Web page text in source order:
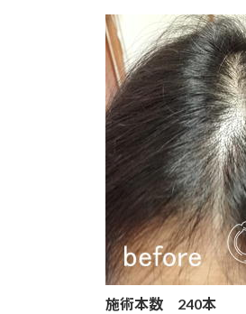
施術本数 240本